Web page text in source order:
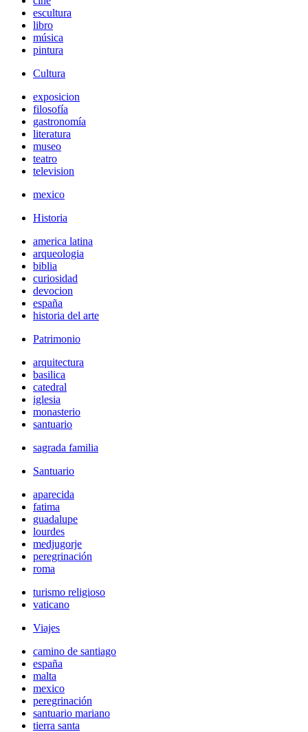
escultura
libro
música
pintura
Cultura
exposicion
filosofía
gastronomía
literatura
museo
teatro
television
mexico
Historia
america latina
arqueologia
biblia
curiosidad
devocion
españa
historia del arte
Patrimonio
arquitectura
basilica
catedral
iglesia
monasterio
santuario
sagrada familia
Santuario
aparecida
fatima
guadalupe
lourdes
medjugorje
peregrinación
roma
turismo religioso
vaticano
Viajes
camino de santiago
españa
malta
mexico
peregrinación
santuario mariano
tierra santa